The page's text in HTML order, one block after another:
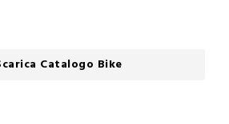
Catalogo Bike